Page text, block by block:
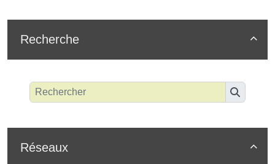

Recherche

Réseaux